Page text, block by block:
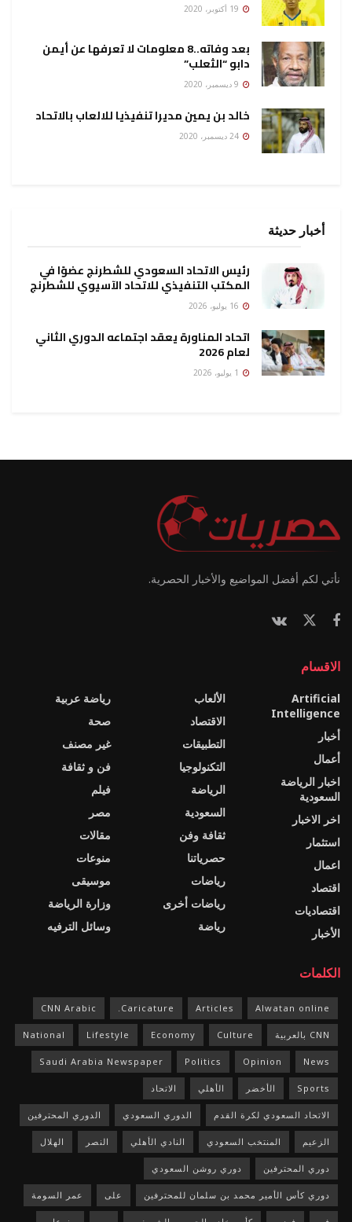
بعد وفاته..8 معلومات لا تعرفها عن أيمن
دابو “الثعلب”
خالد بن يمين مديرا تنفيذيا للالعاب بالاتحاد
أخبار حديثة
رئيس الاتحاد السعودي للشطرنج عضوًا في
المكتب التنفيذي للاتحاد الآسيوي للشطرنج
اتحاد المناورة يعقد اجتماعه الدوري الثاني
لعام 2026
نأتي لكم أفضل المواضيع والأخبار الحصرية.
الاقسام
Artificial
Intelligence
أخبار
أعمال
اخبار الرياضة
السعودية
اخر الاخبار
استثمار
اعمال
اقتصاد
اقتصاديات
الأخبار
الألعاب
الاقتصاد
التطبيقات
التكنولوجيا
الرياضة
السعودية
ثقافة وفن
حصرياتنا
رياضات
رياضات أخرى
رياضة
رياضة عربية
صحة
غير مصنف
فن و ثقافة
فيلم
مصر
مقالات
منوعات
موسيقى
وزارة الرياضة
وسائل الترفيه
الكلمات
Alwatan online
Articles
Caricature.
CNN Arabic
CNN بالعربية Culture
Economy
Lifestyle
National
News
Opinion
Politics
Saudi Arabia Newspaper
Sports الأخضر الأهلي الاتحاد
الاتحاد السعودي لكرة القدم الدوري السعودي الدوري المحترفين
الزعيم المنتخب السعودي النادي الأهلي النصر الهلال
دوري المحترفين دوري روشن السعودي
دوري كأس الأمير محمد بن سلمان للمحترفين على عمر السومة